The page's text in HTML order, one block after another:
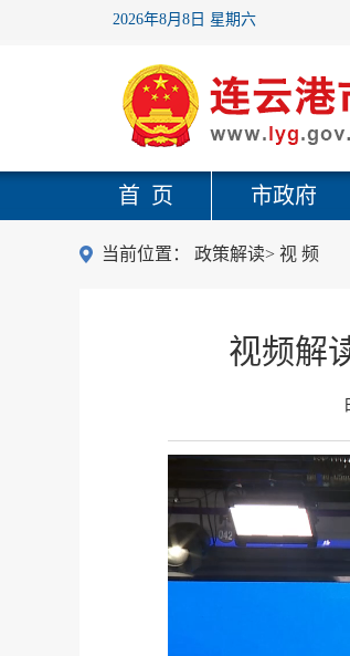
2026年8月8日 星期六
首 页 市政府
当前位置： 政策解读> 视 频
视频解